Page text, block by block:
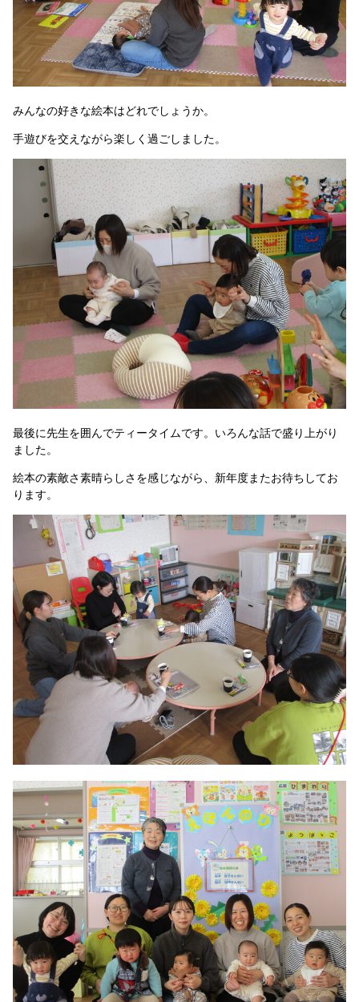
みんなの好きな絵本はどれでしょうか。
手遊びを交えながら楽しく過ごしました。
最後に先生を囲んでティータイムです。いろんな話で盛り上がり
ました。
絵本の素敵さ素晴らしさを感じながら、新年度またお待ちしてお
ります。